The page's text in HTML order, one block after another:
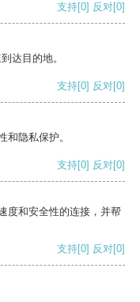
支持[0] 反对[0]
达目的地。
支持[0] 反对[0]
和隐私保护。
支持[0] 反对[0]
度和安全性的连接，并帮
支持[0] 反对[0]